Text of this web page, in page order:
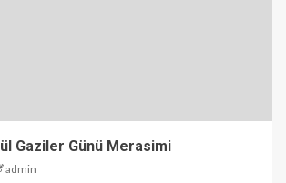
Gaziler Günü Merasimi
admin